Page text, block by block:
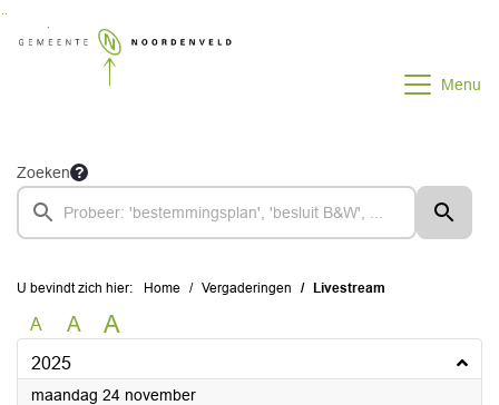
Ga naar de inhoud van deze pagina
Ga naar het zoeken
Ga naar het menu
Menu
Zoeken
U bevindt zich hier: Home Vergaderingen Livestream
A A A
2025
maandag 24 november2025